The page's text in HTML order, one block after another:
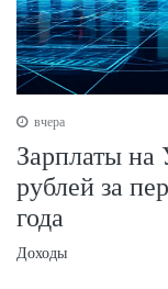
вчера
Зарплаты на
рублей за
года
Доходы